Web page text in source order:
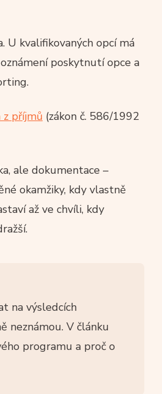
U kvalifikovaných opcí má
poskytnutí opce a
z příjmů (zákon č. 586/1992
ale dokumentace –
okamžiky, kdy vlastně
až ve chvíli, kdy
na výsledcích
neznámou. V článku
programu a proč o